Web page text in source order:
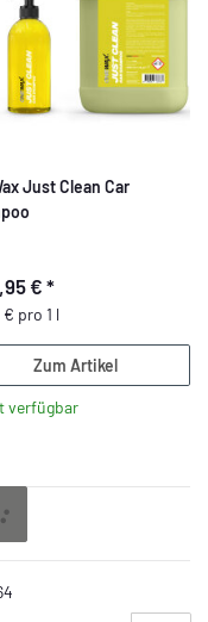
Just Clean Car
€ *
pro 1 l
Zum Artikel
verfügbar